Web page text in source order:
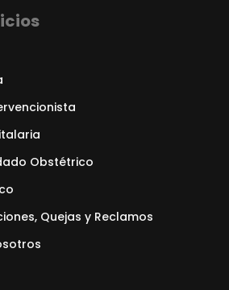
Obstétrico
Quejas y Reclamos